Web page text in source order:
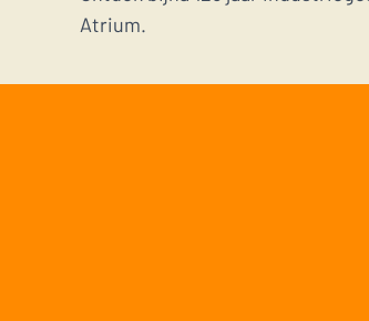
Atrium.